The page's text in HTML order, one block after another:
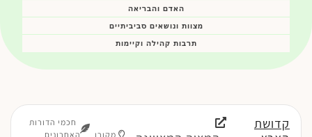
האדם והבריאה
מצוות ונושאים סביביתיים
תרבות קהילה וקיימות
קדושת
מקורו
חכמי הדורות
האחרונים